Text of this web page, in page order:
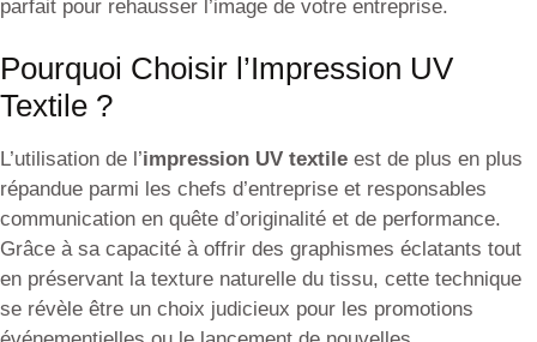
parfait pour rehausser l’image de votre entreprise.
Pourquoi Choisir l’Impression UV
Textile ?
L’utilisation de l’impression UV textile est de plus en plus
répandue parmi les chefs d’entreprise et responsables
communication en quête d’originalité et de performance.
Grâce à sa capacité à offrir des graphismes éclatants tout
en préservant la texture naturelle du tissu, cette technique
se révèle être un choix judicieux pour les promotions